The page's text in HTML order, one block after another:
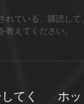
ている、購読して、
えてください。
てく ホ